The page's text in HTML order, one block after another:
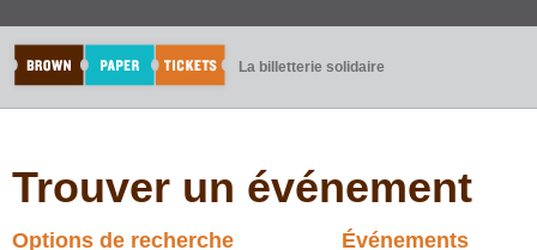
La billetterie solidaire
Trouver un événement
Options de recherche Événements